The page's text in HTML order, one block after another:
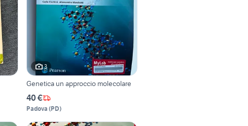
3
Genetica un approccio molecolare
40 €
Padova (PD)